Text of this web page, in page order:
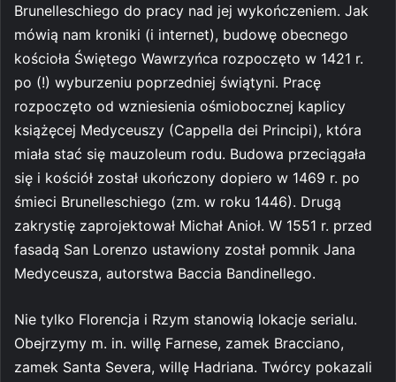
Brunelleschiego do pracy nad jej wykończeniem. Jak
mówią nam kroniki (i internet), budowę obecnego
kościoła Świętego Wawrzyńca rozpoczęto w 1421 r.
po (!) wyburzeniu poprzedniej świątyni. Pracę
rozpoczęto od wzniesienia ośmiobocznej kaplicy
książęcej Medyceuszy (Cappella dei Principi), która
miała stać się mauzoleum rodu. Budowa przeciągała
się i kościół został ukończony dopiero w 1469 r. po
śmieci Brunelleschiego (zm. w roku 1446). Drugą
zakrystię zaprojektował Michał Anioł. W 1551 r. przed
fasadą San Lorenzo ustawiony został pomnik Jana
Medyceusza, autorstwa Baccia Bandinellego.
Nie tylko Florencja i Rzym stanowią lokacje serialu.
Obejrzymy m. in. willę Farnese, zamek Bracciano,
zamek Santa Severa, willę Hadriana. Twórcy pokazali